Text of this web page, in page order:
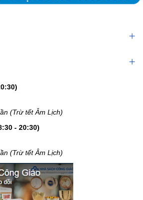
(Trừ tết Âm Lịch)
- 20:30)
(Trừ tết Âm Lịch)